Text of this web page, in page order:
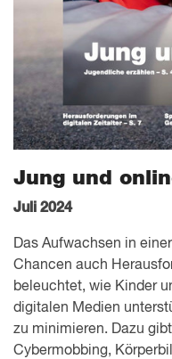
Jung und
Juli 2024
Das Aufwachsen in
Chancen auch
beleuchtet, wie Kinder
digitalen Medien
zu minimieren. Dazu
Cybermobbing,